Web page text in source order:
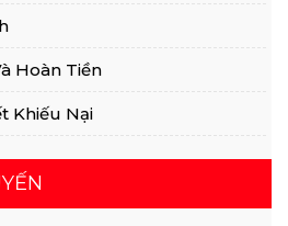
Hoàn Tiền
Khiếu Nại